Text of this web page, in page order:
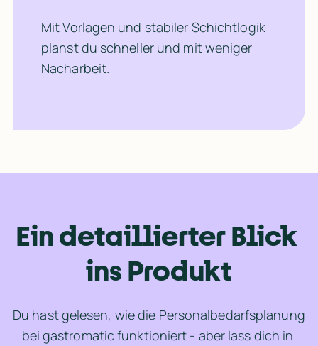
Mit Vorlagen und stabiler Schichtlogik
planst du schneller und mit weniger
Nacharbeit.
Ein detaillierter Blick
ins Produkt
Du hast gelesen, wie die Personalbedarfsplanung
bei gastromatic funktioniert - aber lass dich in